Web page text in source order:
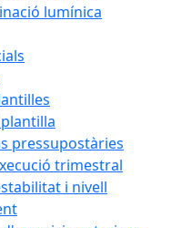
lumínica
pressupostàries
trimestral
i nivell